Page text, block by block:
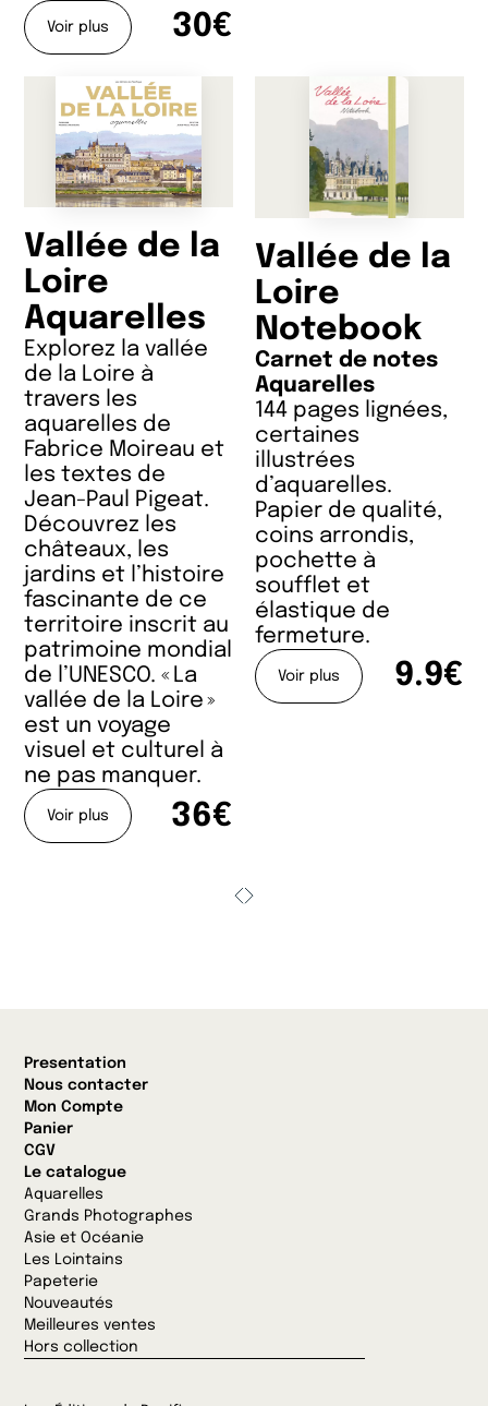
Voir plus 30€
Vallée de la
Loire
Aquarelles
Explorez la vallée
de la Loire à
travers les
aquarelles de
Fabrice Moireau et
les textes de
Jean-Paul Pigeat.
Découvrez les
châteaux, les
jardins et l’histoire
fascinante de ce
territoire inscrit au
patrimoine mondial
de l’UNESCO. « La
vallée de la Loire »
est un voyage
visuel et culturel à
ne pas manquer.
Voir plus 36€
Vallée de la
Loire
Notebook
Carnet de notes
Aquarelles
144 pages lignées,
certaines
illustrées
d’aquarelles.
Papier de qualité,
coins arrondis,
pochette à
soufflet et
élastique de
fermeture.
Voir plus 9.9€
Presentation
Nous contacter
Mon Compte
Panier
CGV
Le catalogue
Aquarelles
Grands Photographes
Asie et Océanie
Les Lointains
Papeterie
Nouveautés
Meilleures ventes
Hors collection